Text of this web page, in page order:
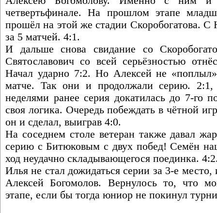
четвертьфинале. На прошлом этапе
прошёл на этой же стадии Скоробогатова.
за 5 матчей. 4:1.
И дальше снова свидание со
Святославович со всей серьёзностью
Начал ударно 7:2. Но Алексей не
матче. Так они и продолжали серию.
неделями ранее серия докатилась до 7-го
своя логика. Очередь побеждать в чётной
он и сделал, выиграв 4:0.
На соседнем столе ветеран также давал
серию с Битюковым с двух побед! Семён
ход неудачно складывающегося поединка.
Илья не стал дожидаться серии за 3-е
Алексей Богомолов. Вернулось то, что
этапе, если бы тогда юниор не покинул